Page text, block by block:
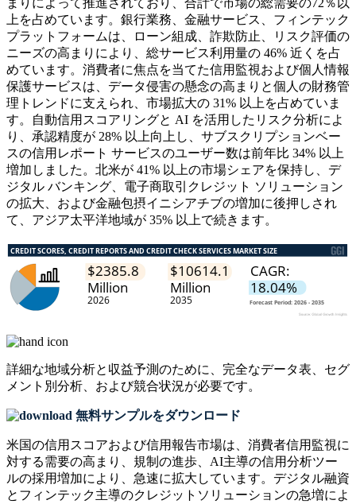
まりによって推進されており、合計で市場の総需要の72％以
上を占めています。銀行業務、金融サービス、フィンテック
プラットフォームは、ローン組成、詐欺防止、リスク評価の
ニーズの高まりにより、総サービス利用量の 46% 近くを占
めています。消費者に焦点を当てた信用監視および個人情報
保護サービスは、データ侵害の懸念の高まりと個人の財務管
理トレンドに支えられ、市場拡大の 31% 以上を占めていま
す。自動信用スコアリングと AI を活用したリスク分析によ
り、承認精度が 28% 以上向上し、サブスクリプションベー
スの信用レポート サービスのユーザー数は前年比 34% 以上
増加しました。北米が 41% 以上の市場シェアを保持し、デ
ジタル バンキング、電子商取引クレジット ソリューション
の拡大、および金融包摂イニシアチブの増加に後押しされ
て、アジア太平洋地域が 35% 以上で続きます。
詳細な地域分析と収益予測のために、 完全なデータ表、セグ
メント別分析、および競合状況が必要です。
無料サンプルをダウンロード
米国の信用スコアおよび信用報告市場は、消費者信用監視に
対する需要の高まり、規制の進歩、AI主導の信用分析ツー
ルの採用増加により、急速に拡大しています。デジタル融資
とフィンテック主導のクレジットソリューションの急増によ